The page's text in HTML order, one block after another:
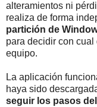
alteramientos ni
realiza de forma
partición de
para decidir con cual
equipo.
La aplicación
haya sido
seguir los pasos